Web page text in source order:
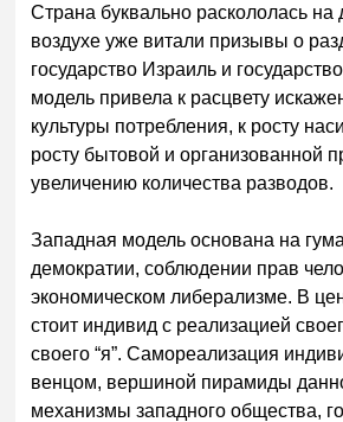
Страна буквально раскололась на
воздухе уже витали призывы о
государство Израиль и
модель привела к расцвету
культуры потребления, к росту
росту бытовой и организованной
увеличению количества разводов.
Западная модель основана на
демократии, соблюдении прав
экономическом либерализме. В
стоит индивид с реализацией
своего “я”. Самореализация
венцом, вершиной пирамиды
механизмы западного общества,